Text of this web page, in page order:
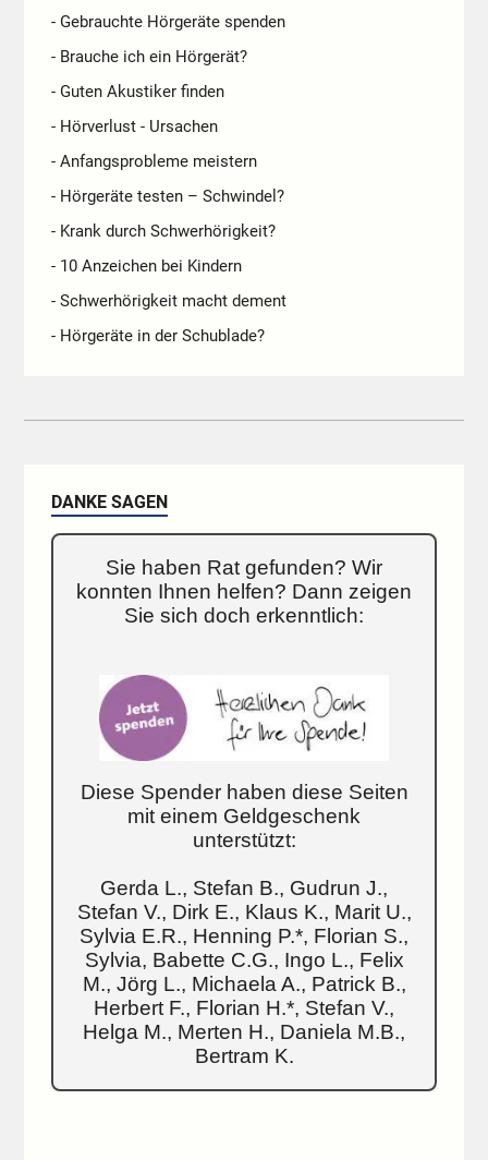
- Gebrauchte Hörgeräte spenden
- Brauche ich ein Hörgerät?
- Guten Akustiker finden
- Hörverlust - Ursachen
- Anfangsprobleme meistern
- Hörgeräte testen – Schwindel?
- Krank durch Schwerhörigkeit?
- 10 Anzeichen bei Kindern
- Schwerhörigkeit macht dement
- Hörgeräte in der Schublade?
DANKE SAGEN
Sie haben Rat gefunden? Wir
konnten Ihnen helfen? Dann zeigen
Sie sich doch erkenntlich:
Diese Spender haben diese Seiten
mit einem Geldgeschenk
unterstützt:
Gerda L., Stefan B., Gudrun J.,
Stefan V., Dirk E., Klaus K., Marit U.,
Sylvia E.R., Henning P.*, Florian S.,
Sylvia, Babette C.G., Ingo L., Felix
M., Jörg L., Michaela A., Patrick B.,
Herbert F., Florian H.*, Stefan V.,
Helga M., Merten H., Daniela M.B.,
Bertram K.